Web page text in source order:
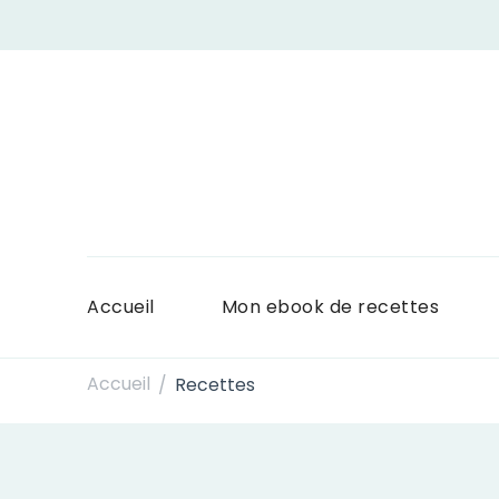
Accueil Mon ebook de recettes
Accueil / Recettes